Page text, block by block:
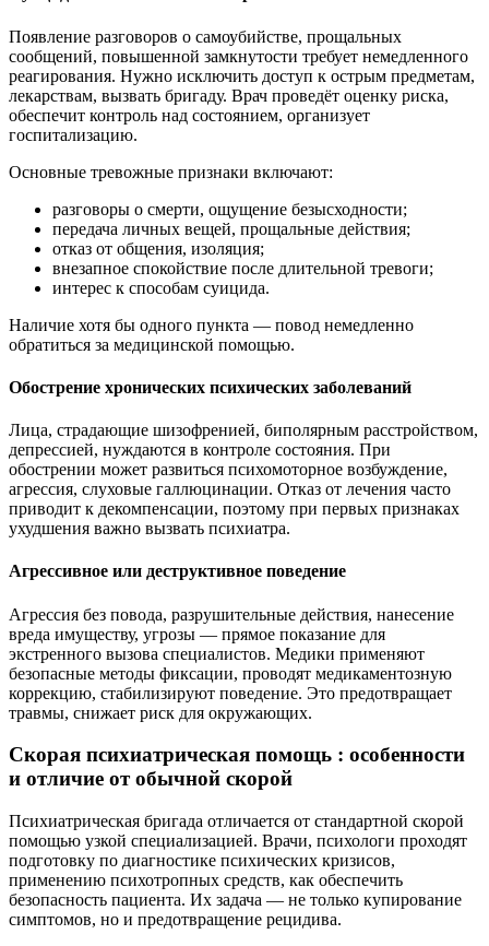
Появление разговоров о самоубийстве, прощальных
сообщений, повышенной замкнутости требует немедленного
реагирования. Нужно исключить доступ к острым предметам,
лекарствам, вызвать бригаду. Врач проведёт оценку риска,
обеспечит контроль над состоянием, организует
госпитализацию.
Основные тревожные признаки включают:
разговоры о смерти, ощущение безысходности;
передача личных вещей, прощальные действия;
отказ от общения, изоляция;
внезапное спокойствие после длительной тревоги;
интерес к способам суицида.
Наличие хотя бы одного пункта — повод немедленно
обратиться за медицинской помощью.
Обострение хронических психических заболеваний
Лица, страдающие шизофренией, биполярным расстройством,
депрессией, нуждаются в контроле состояния. При
обострении может развиться психомоторное возбуждение,
агрессия, слуховые галлюцинации. Отказ от лечения часто
приводит к декомпенсации, поэтому при первых признаках
ухудшения важно вызвать психиатра.
Агрессивное или деструктивное поведение
Агрессия без повода, разрушительные действия, нанесение
вреда имуществу, угрозы — прямое показание для
экстренного вызова специалистов. Медики применяют
безопасные методы фиксации, проводят медикаментозную
коррекцию, стабилизируют поведение. Это предотвращает
травмы, снижает риск для окружающих.
Скорая психиатрическая помощь : особенности
и отличие от обычной скорой
Психиатрическая бригада отличается от стандартной скорой
помощью узкой специализацией. Врачи, психологи проходят
подготовку по диагностике психических кризисов,
применению психотропных средств, как обеспечить
безопасность пациента. Их задача — не только купирование
симптомов, но и предотвращение рецидива.